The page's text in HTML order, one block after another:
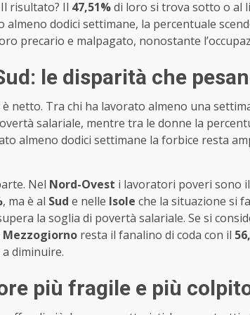
risultato? Il 47,51%di loro si trova sotto o al
dodici settimane, la percentuale
precario e malpagato, nonostante
le disparità che
netto. Tra chi ha lavorato almeno una
salariale, mentre tra le donne la
almeno dodici settimane la forbice resta
Nel Nord-Ovest i lavoratori poveri sono il
, ma è al Sud e nelle Isole che la situazione si
la soglia di povertà salariale. Se si
Mezzogiorno resta il fanalino di coda con il
diminuire.
più fragile e più